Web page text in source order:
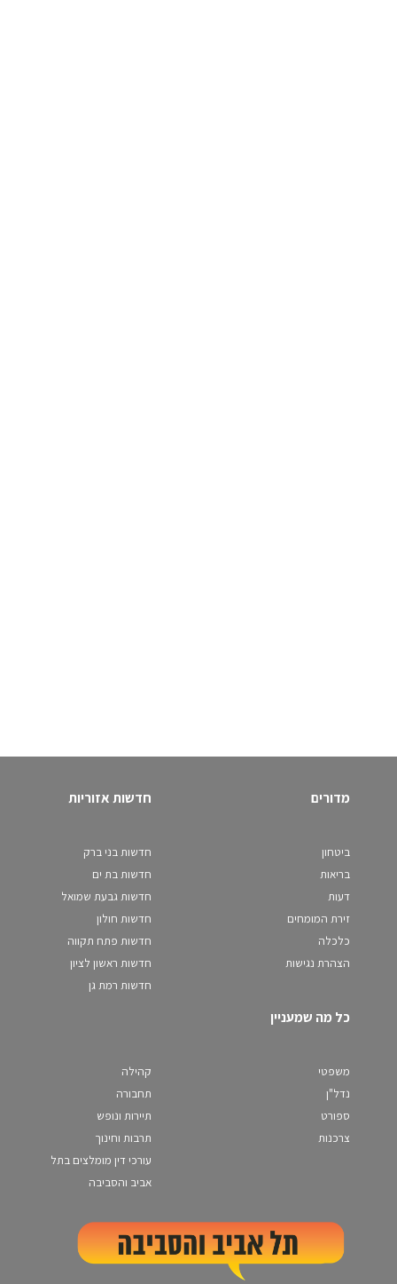
מדורים
ביטחון
בריאות
דעות
זירת המומחים
כלכלה
הצהרת נגישות
חדשות אזוריות
חדשות בני ברק
חדשות בת ים
חדשות גבעת שמואל
חדשות חולון
חדשות פתח תקווה
חדשות ראשון לציון
חדשות רמת גן
כל מה שמעניין
משפטי
נדל"ן
ספורט
צרכנות
קהילה
תחבורה
תיירות ונופש
תרבות וחינוך
עורכי דין מומלצים בתל
אביב והסביבה